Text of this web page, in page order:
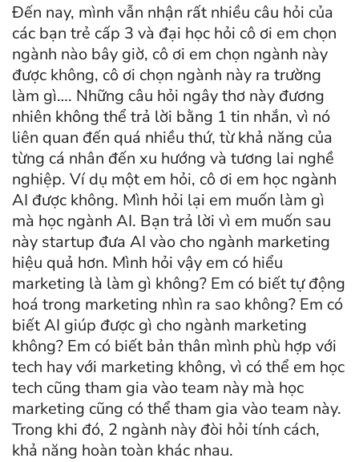
Đến nay, mình vẫn nhận rất nhiều câu hỏi của
các bạn trẻ cấp 3 và đại học hỏi cô ơi em chọn
ngành nào bây giờ, cô ơi em chọn ngành này
được không, cô ơi chọn ngành này ra trường
làm gì…. Những câu hỏi ngây thơ này đương
nhiên không thể trả lời bằng 1 tin nhắn, vì nó
liên quan đến quá nhiều thứ, từ khả năng của
từng cá nhân đến xu hướng và tương lai nghề
nghiệp. Ví dụ một em hỏi, cô ơi em học ngành
AI được không. Mình hỏi lại em muốn làm gì
mà học ngành AI. Bạn trả lời vì em muốn sau
này startup đưa AI vào cho ngành marketing
hiệu quả hơn. Mình hỏi vậy em có hiểu
marketing là làm gì không? Em có biết tự động
hoá trong marketing nhìn ra sao không? Em có
biết AI giúp được gì cho ngành marketing
không? Em có biết bản thân mình phù hợp với
tech hay với marketing không, vì có thể em học
tech cũng tham gia vào team này mà học
marketing cũng có thể tham gia vào team này.
Trong khi đó, 2 ngành này đòi hỏi tính cách,
khả năng hoàn toàn khác nhau.